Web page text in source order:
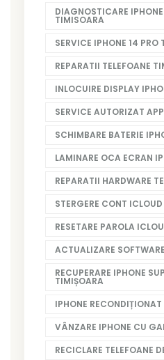
DIAGNOSTICARE
TIMISOARA
SERVICE IPHONE 14 PRO
REPARATII TELEFOANE
INLOCUIRE DISPLAY
SERVICE AUTORIZAT
SCHIMBARE BATERIE
LAMINARE OCA ECRAN
REPARATII HARDWARE
STERGERE CONT
RESETARE PAROLA
ACTUALIZARE
RECUPERARE IPHONE
TIMIȘOARA
IPHONE
VÂNZARE IPHONE CU
RECICLARE TELEFOANE